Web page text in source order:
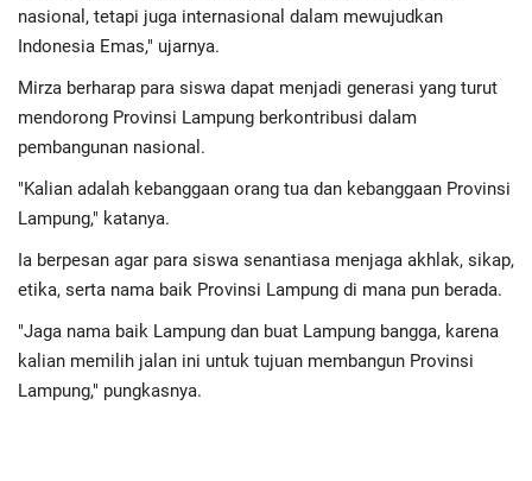
nasional, tetapi juga internasional dalam mewujudkan
Indonesia Emas," ujarnya.
Mirza berharap para siswa dapat menjadi generasi yang turut
mendorong Provinsi Lampung berkontribusi dalam
pembangunan nasional.
"Kalian adalah kebanggaan orang tua dan kebanggaan Provinsi
Lampung," katanya.
Ia berpesan agar para siswa senantiasa menjaga akhlak, sikap,
etika, serta nama baik Provinsi Lampung di mana pun berada.
"Jaga nama baik Lampung dan buat Lampung bangga, karena
kalian memilih jalan ini untuk tujuan membangun Provinsi
Lampung," pungkasnya.